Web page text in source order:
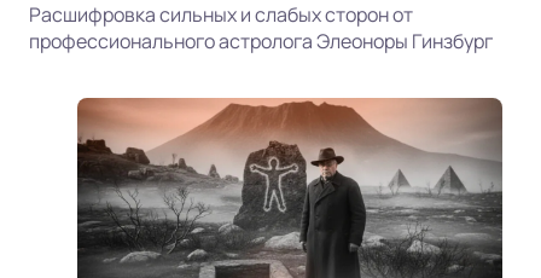
Расшифровка сильных и слабых сторон от
профессионального астролога Элеоноры Гинзбург